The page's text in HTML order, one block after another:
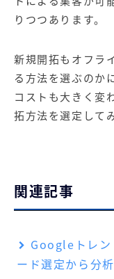
りつつあります。
新規開拓もオフラ
る方法を選ぶのか
コストも大きく変
拓方法を選定して
関連記事
Googleトレン
ード選定から分